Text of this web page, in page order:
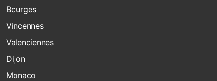
Bourges
Vincennes
Valenciennes
Dijon
Monaco